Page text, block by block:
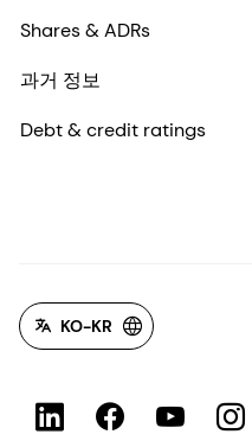
Shares & ADRs
과거 정보
Debt & credit ratings
KO-KR